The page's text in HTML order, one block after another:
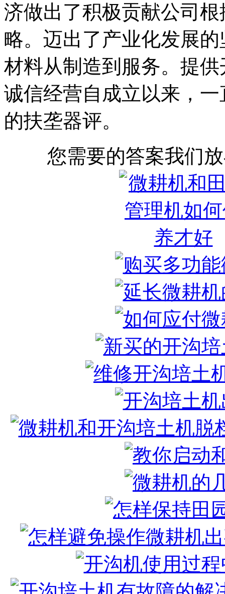
济做出了积极贡献公司
略。迈出了产业化发展
材料从制造到服务。提
诚信经营自成立以来，
的扶垄器评。
您需要的答案我们